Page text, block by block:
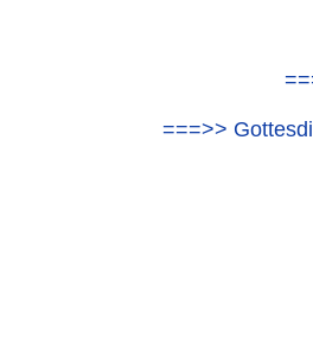
===>>